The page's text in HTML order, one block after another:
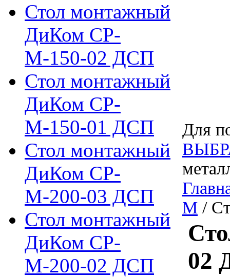
Стол монтажный
ДиКом СР-
М-150-02 ДСП
Стол монтажный
ДиКом СР-
М-150-01 ДСП
Стол монтажный
ДиКом СР-
М-200-03 ДСП
Стол монтажный
ДиКом СР-
М-200-02 ДСП
Для
М /
02